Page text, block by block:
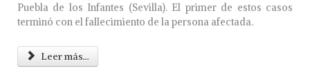
Puebla de los Infantes (Sevilla). El primer de estos casos
terminó con el fallecimiento de la persona afectada.
Leer más...